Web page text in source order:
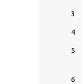
3
4
5
6